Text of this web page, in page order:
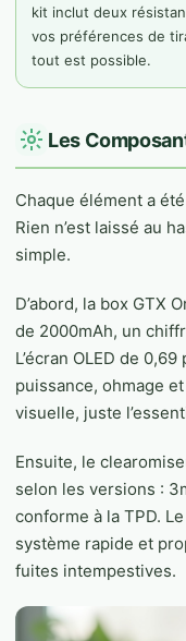
kit inclut deux
vos préférences de
tout est possible.
Les
Chaque élément a
Rien n’est laissé au
simple.
D’abord, la box GTX
de 2000mAh, un
L’écran OLED de
puissance, ohmage
visuelle, juste
Ensuite, le
selon les versions :
conforme à la TPD.
système rapide et
fuites intempestives.